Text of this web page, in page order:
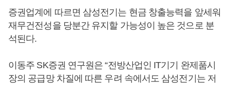
증권업계에 따르면 삼성전기는 현금 창출능력을 앞세워
재무건전성을 당분간 유지할 가능성이 높은 것으로 분
석된다.
이동주 SK증권 연구원은 “전방산업인 IT기기 완제품시
장의 공급망 차질에 따른 우려 속에서도 삼성전기는 저